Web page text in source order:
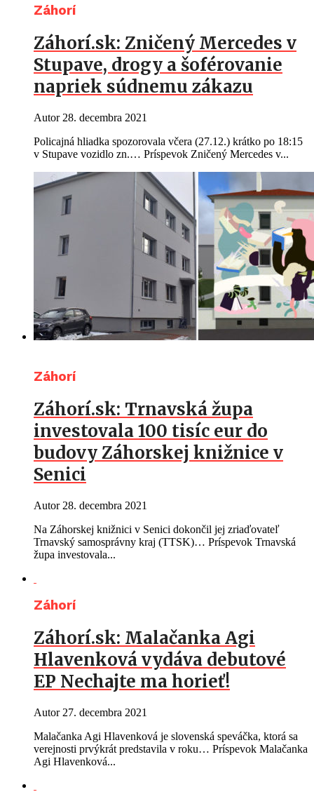
Záhorí
Záhorí.sk: Zničený Mercedes v
Stupave, drogy a šoférovanie
napriek súdnemu zákazu
Autor 28. decembra 2021
Policajná hliadka spozorovala včera (27.12.) krátko po 18:15
v Stupave vozidlo zn.… Príspevok Zničený Mercedes v...
Záhorí
Záhorí.sk: Trnavská župa
investovala 100 tisíc eur do
budovy Záhorskej knižnice v
Senici
Autor 28. decembra 2021
Na Záhorskej knižnici v Senici dokončil jej zriaďovateľ
Trnavský samosprávny kraj (TTSK)… Príspevok Trnavská
župa investovala...
Záhorí
Záhorí.sk: Malačanka Agi
Hlavenková vydáva debutové
EP Nechajte ma horieť!
Autor 27. decembra 2021
Malačanka Agi Hlavenková je slovenská speváčka, ktorá sa
verejnosti prvýkrát predstavila v roku… Príspevok Malačanka
Agi Hlavenková...